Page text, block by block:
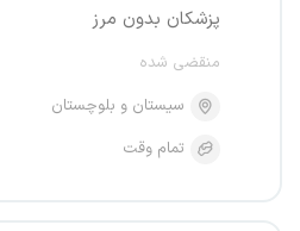
پزشکان بدون مرز
منقضی شده
سیستان و بلوچستان
تمام وقت